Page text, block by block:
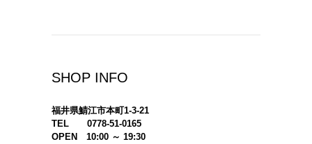
SHOP INFO
福井県鯖江市本町1-3-21
TEL 0778-51-0165
OPEN 10:00 ～ 19:30